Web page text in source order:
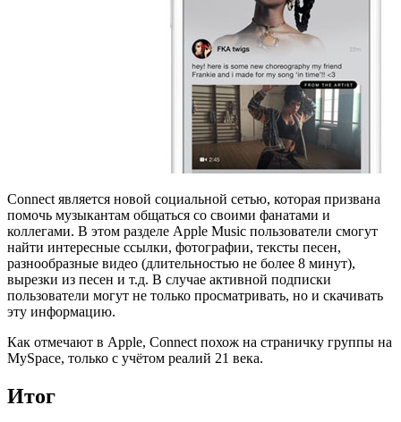
Connect является новой социальной сетью, которая призвана
помочь музыкантам общаться со своими фанатами и
коллегами. В этом разделе Apple Music пользователи смогут
найти интересные ссылки, фотографии, тексты песен,
разнообразные видео (длительностью не более 8 минут),
вырезки из песен и т.д. В случае активной подписки
пользователи могут не только просматривать, но и скачивать
эту информацию.
Как отмечают в Apple, Connect похож на страничку группы на
MySpace, только с учётом реалий 21 века.
Итог